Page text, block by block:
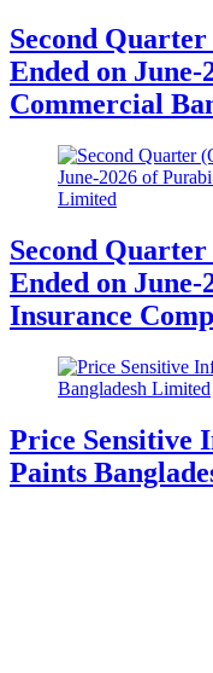
Second
Ended on June-
Commercial
Second
Ended on
Insurance
Price Sensitive
Paints